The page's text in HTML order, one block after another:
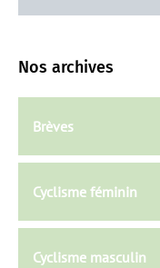
Nos archives
Brèves
Cyclisme féminin
Cyclisme masculin